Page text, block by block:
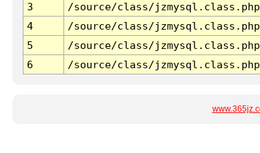
3
/source/class/jzmysql.class.php
4
/source/class/jzmysql.class.php
5
/source/class/jzmysql.class.php
6
/source/class/jzmysql.class.php